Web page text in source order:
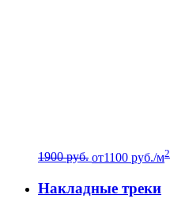
1900 руб. от1100 руб./м2
Накладные треки